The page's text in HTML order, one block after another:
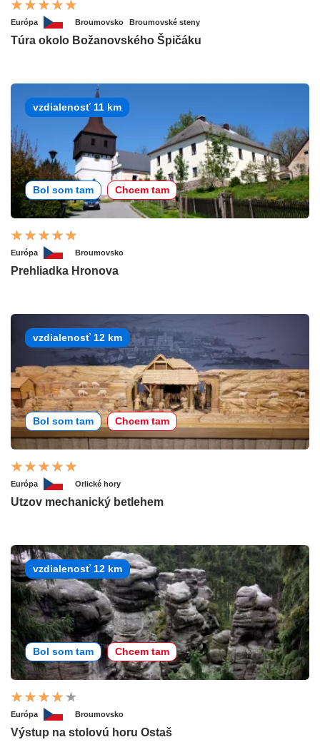
Európa Broumovsko Broumovské steny
Túra okolo Božanovského Špičáku
vzdialenosť 11 km
Bol som tam Chcem tam
Európa Broumovsko
Prehliadka Hronova
vzdialenosť 12 km
Bol som tam Chcem tam
Európa Orlické hory
Utzov mechanický betlehem
vzdialenosť 12 km
Bol som tam Chcem tam
Európa Broumovsko
Výstup na stolovú horu Ostaš